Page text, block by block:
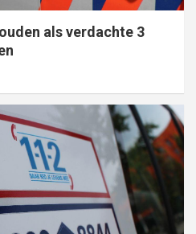
als verdachte 3